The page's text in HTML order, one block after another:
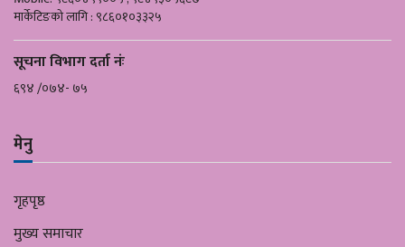
मार्केटिङको लागि : ९८६०१०३३२५
सूचना विभाग दर्ता नंः
६९४ /०७४- ७५
मेनु
गृहपृष्ठ
मुख्य समाचार